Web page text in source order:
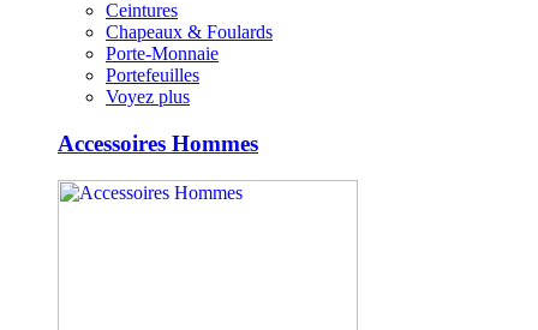
Ceintures
Chapeaux & Foulards
Porte-Monnaie
Portefeuilles
Voyez plus
Accessoires Hommes